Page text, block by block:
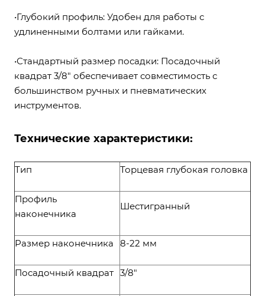
•Глубокий профиль: Удобен для работы с
удлиненными болтами или гайками.
•Стандартный размер посадки: Посадочный
квадрат 3/8" обеспечивает совместимость с
большинством ручных и пневматических
инструментов.
Технические характеристики:
Тип Торцевая глубокая головка
Профиль
наконечника
Шестигранный
Размер наконечника 8-22 мм
Посадочный квадрат 3/8"